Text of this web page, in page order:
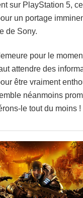
sur PlayStation 5,
un portage
de Sony.
pour le
attendre des
être vraiment
néanmoins
le tout du moins !